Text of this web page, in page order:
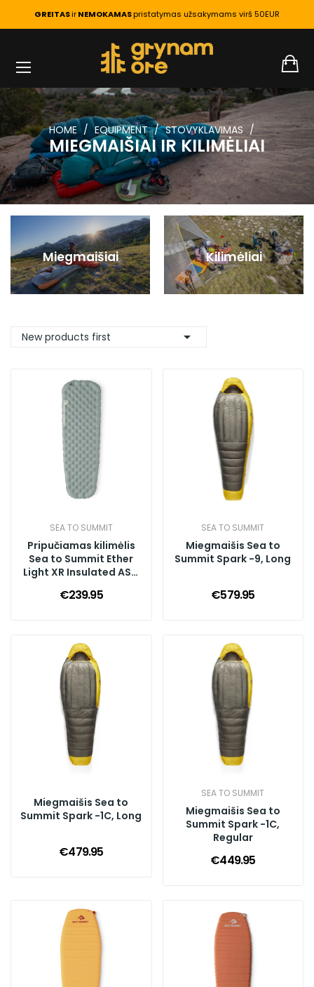
GREITASirNEMOKAMASpristatymas užsakymams virš 50EUR
HOME EQUIPMENT STOVYKLAVIMAS
MIEGMAIŠIAI IR KILIMĖLIAI
Miegmaišiai Kilimėliai
New products first 
SEA TO SUMMIT
Pripučiamas kilimėlis
Sea to Summit Ether
Light XR Insulated ASC
€239.95
SEA TO SUMMIT
Miegmaišis Sea to
Summit Spark -9, Long
€579.95
Miegmaišis Sea to
Summit Spark -1C, Long
€479.95
SEA TO SUMMIT
Miegmaišis Sea to
Summit Spark -1C,
Regular
€449.95